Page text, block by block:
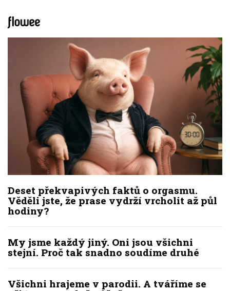
Deset překvapivých faktů o orgasmu.
Věděli jste, že prase vydrží vrcholit až půl
hodiny?
My jsme každý jiný. Oni jsou všichni
stejní. Proč tak snadno soudíme druhé
Všichni hrajeme v parodii. A tváříme se